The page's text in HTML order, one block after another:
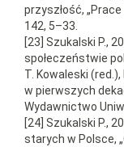
przyszłość,
142, 5–33.
[23] Szukalski P.,
społeczeństwie
T. Kowaleski
w pierwszych
Wydawnictwo
[24] Szukalski P.,
starych w Polsce,